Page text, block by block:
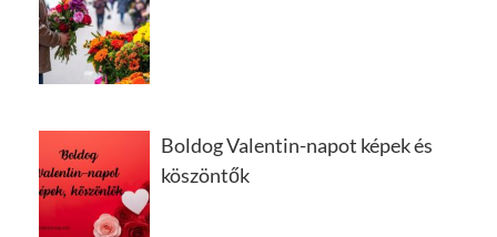
Boldog Valentin-napot képek és
köszöntők